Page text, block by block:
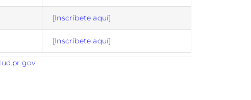
[Inscríbete aquí]
[Inscríbete aquí]